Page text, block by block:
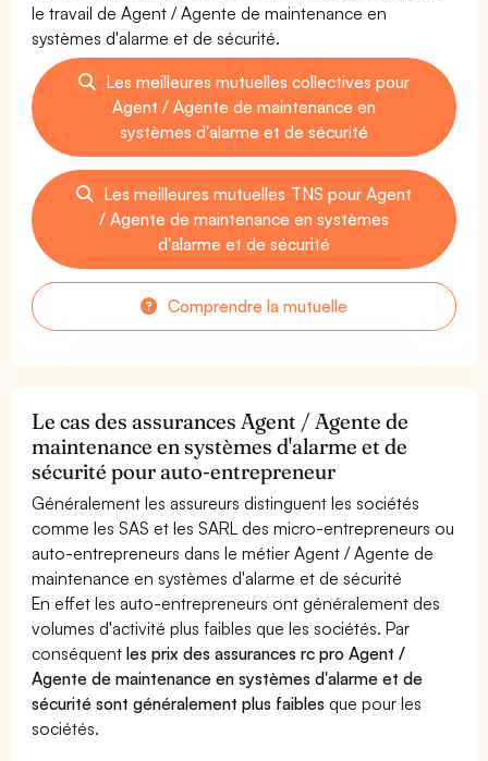
le travail de Agent / Agente de maintenance en
systèmes d'alarme et de sécurité.
Les meilleures mutuelles collectives pour
Agent / Agente de maintenance en
systèmes d'alarme et de sécurité
Les meilleures mutuelles TNS pour Agent
/ Agente de maintenance en systèmes
d'alarme et de sécurité
Comprendre la mutuelle
Le cas des assurances Agent / Agente de
maintenance en systèmes d'alarme et de
sécurité pour auto-entrepreneur
Généralement les assureurs distinguent les sociétés
comme les SAS et les SARL des micro-entrepreneurs ou
auto-entrepreneurs dans le métier Agent / Agente de
maintenance en systèmes d'alarme et de sécurité
En effet les auto-entrepreneurs ont généralement des
volumes d'activité plus faibles que les sociétés. Par
conséquentles prix des assurances rc pro Agent /
Agente de maintenance en systèmes d'alarme et de
sécurité sont généralement plus faibles que pour les
sociétés.